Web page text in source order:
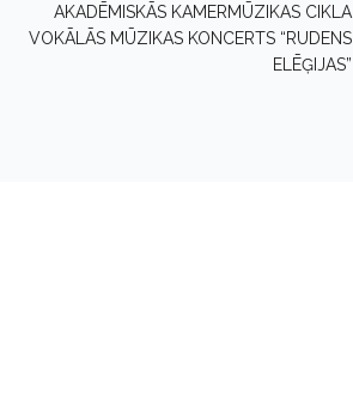
AKADĒMISKĀS KAMERMŪZIKAS CIKLA
VOKĀLĀS MŪZIKAS KONCERTS “RUDENS
ELĒĢIJAS”